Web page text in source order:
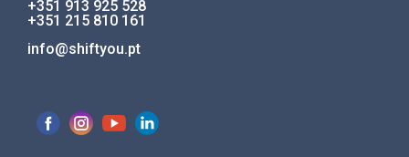
+351 913 925 528
+351 215 810 161
info@shiftyou.pt